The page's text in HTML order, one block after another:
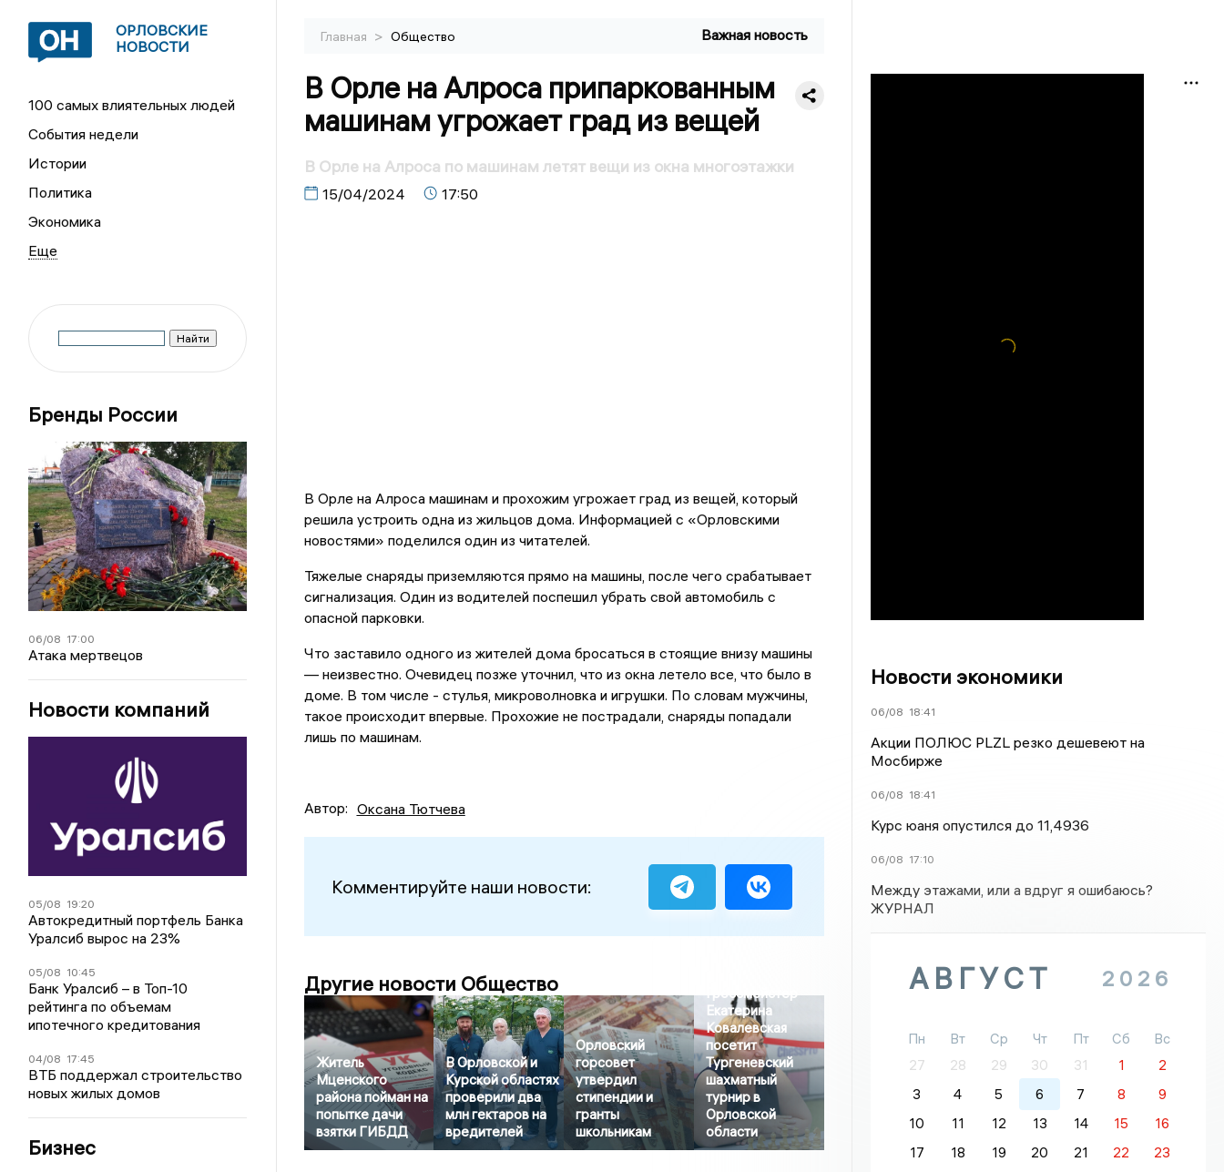
ОРЛОВСКИЕ
НОВОСТИ
100 самых влиятельных людей
События недели
Истории
Политика
Экономика
Бренды России
06/08 17:00
Атака мертвецов
Новости компаний
05/08 19:20
Автокредитный портфель Банка
Уралсиб вырос на 23%
05/08 10:45
Банк Уралсиб – в Топ-10
рейтинга по объемам
ипотечного кредитования
04/08 17:45
ВТБ поддержал строительство
новых жилых домов
Бизнес
Главная > Общество Важная новость
В Орле на Алроса припаркованным
машинам угрожает град из вещей
В Орле на Алроса по машинам летят вещи из окна многоэтажки
15/04/2024 17:50
В Орле на Алроса машинам и прохожим угрожает град из вещей, который
решила устроить одна из жильцов дома. Информацией с «Орловскими
новостями» поделился один из читателей.
Тяжелые снаряды приземляются прямо на машины, после чего срабатывает
сигнализация. Один из водителей поспешил убрать свой автомобиль с
опасной парковки.
Что заставило одного из жителей дома бросаться в стоящие внизу машины
— неизвестно. Очевидец позже уточнил, что из окна летело все, что было в
доме. В том числе - стулья, микроволновка и игрушки. По словам мужчины,
такое происходит впервые. Прохожие не пострадали, снаряды попадали
лишь по машинам.
Автор: Оксана Тютчева
Комментируйте наши новости:
Другие новости Общество
Житель
Мценского
района пойман на
попытке дачи
взятки ГИБДД
В Орловской и
Курской областях
проверили два
млн гектаров на
вредителей
Орловский
горсовет
утвердил
стипендии и
гранты
школьникам
Гроссмейстер
Екатерина
Ковалевская
посетит
Тургеневский
шахматный
турнир в
Орловской
области
Новости экономики
06/08 18:41
Акции ПОЛЮС PLZL резко дешевеют на
Мосбирже
06/08 18:41
Курс юаня опустился до 11,4936
06/08 17:10
Между этажами, или а вдруг я ошибаюсь?
ЖУРНАЛ
АВГУСТ 2026
Пн Вт Ср Чт Пт Сб
Вс
27
28 29 30 31 1
2
3
4 5 6 7 8
9
10
11 12 13 14 15
16
17
18 19 20 21 22
23